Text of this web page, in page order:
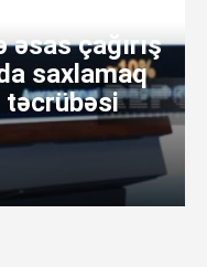
əsas çağırış
saxlamaq
təcrübəsi